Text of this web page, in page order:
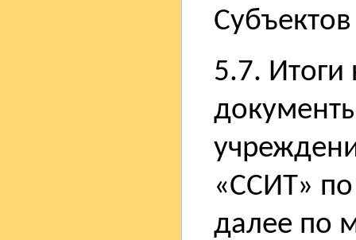
5.7. Итоги
«ССИТ»
далее по